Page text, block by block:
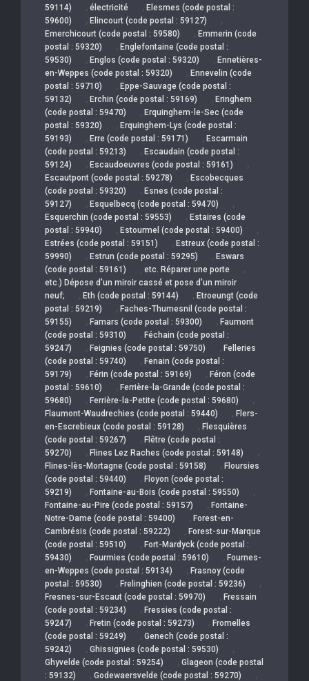
59114)
, électricité , Elesmes (code postal :
59600)
, Elincourt (code postal : 59127) ,
Emerchicourt (code postal : 59580) , Emmerin (code
postal : 59320)
, Englefontaine (code postal :
59530)
, Englos (code postal : 59320) , Ennetières-
en-Weppes (code postal : 59320)
, Ennevelin (code
postal : 59710)
, Eppe-Sauvage (code postal :
59132)
, Erchin (code postal : 59169) , Eringhem
(code postal : 59470)
, Erquinghem-le-Sec (code
postal : 59320)
, Erquinghem-Lys (code postal :
59193)
, Erre (code postal : 59171) , Escarmain
(code postal : 59213)
, Escaudain (code postal :
59124)
, Escaudoeuvres (code postal : 59161) ,
Escautpont (code postal : 59278) , Escobecques
(code postal : 59320)
, Esnes (code postal :
59127)
, Esquelbecq (code postal : 59470) ,
Esquerchin (code postal : 59553) , Estaires (code
postal : 59940)
, Estourmel (code postal : 59400) ,
Estrées (code postal : 59151) , Estreux (code postal :
59990)
, Estrun (code postal : 59295) , Eswars
(code postal : 59161)
, etc. Réparer une porte ,
etc.) Dépose d'un miroir cassé et pose d'un miroir
neuf;
, Eth (code postal : 59144) , Etroeungt (code
postal : 59219)
, Faches-Thumesnil (code postal :
59155)
, Famars (code postal : 59300) , Faumont
(code postal : 59310)
, Féchain (code postal :
59247)
, Feignies (code postal : 59750) , Felleries
(code postal : 59740)
, Fenain (code postal :
59179)
, Férin (code postal : 59169) , Féron (code
postal : 59610)
, Ferrière-la-Grande (code postal :
59680)
, Ferrière-la-Petite (code postal : 59680) ,
Flaumont-Waudrechies (code postal : 59440) , Flers-
en-Escrebieux (code postal : 59128)
, Flesquières
(code postal : 59267)
, Flêtre (code postal :
59270)
, Flines Lez Raches (code postal : 59148) ,
Flines-lès-Mortagne (code postal : 59158) , Floursies
(code postal : 59440)
, Floyon (code postal :
59219)
, Fontaine-au-Bois (code postal : 59550) ,
Fontaine-au-Pire (code postal : 59157) , Fontaine-
Notre-Dame (code postal : 59400)
, Forest-en-
Cambrésis (code postal : 59222)
, Forest-sur-Marque
(code postal : 59510)
, Fort-Mardyck (code postal :
59430)
, Fourmies (code postal : 59610) , Fournes-
en-Weppes (code postal : 59134)
, Frasnoy (code
postal : 59530)
, Frelinghien (code postal : 59236) ,
Fresnes-sur-Escaut (code postal : 59970) , Fressain
(code postal : 59234)
, Fressies (code postal :
59247)
, Fretin (code postal : 59273) , Fromelles
(code postal : 59249)
, Genech (code postal :
59242)
, Ghissignies (code postal : 59530) ,
Ghyvelde (code postal : 59254) , Glageon (code postal
: 59132)
, Godewaersvelde (code postal : 59270) ,